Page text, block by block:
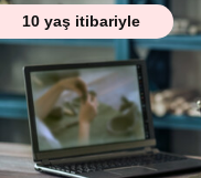
10 yaş itibariyle